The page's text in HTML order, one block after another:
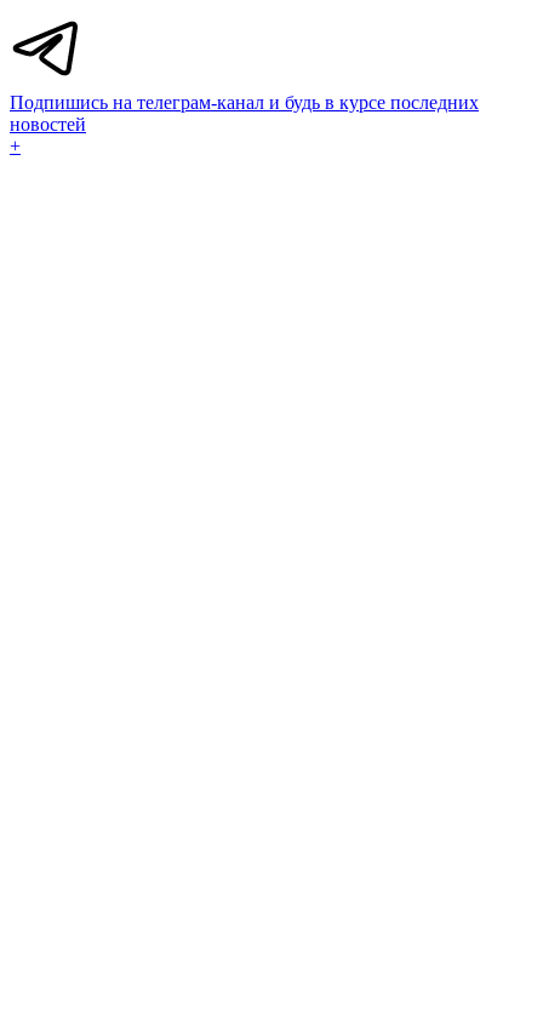
Подпишись на телеграм-канал и будь в курсе последних
новостей
+